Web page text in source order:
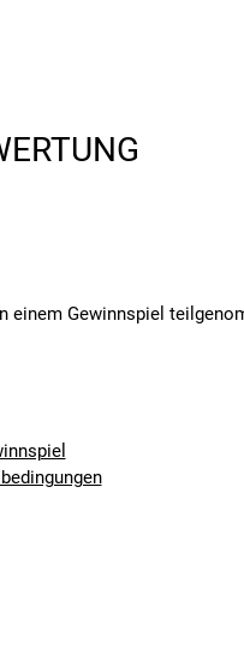
einem Gewinnspiel